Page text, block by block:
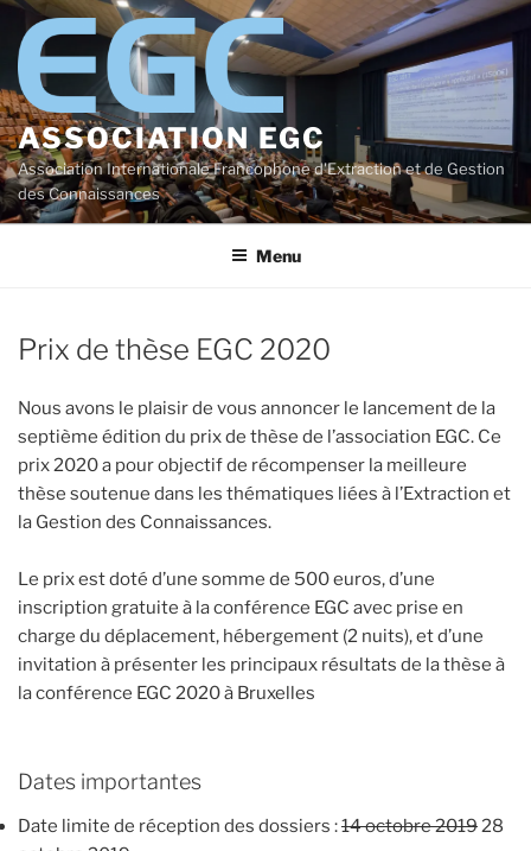
Aller
contenu
principal
ASSOCIATION EGC
Association Internationale Francophone d'Extraction et de Gestion
des Connaissances
Menu
Prix de thèse EGC 2020
Nous avons le plaisir de vous annoncer le lancement de la
septième édition du prix de thèse de l’association EGC. Ce
prix 2020 a pour objectif de récompenser la meilleure
thèse soutenue dans les thématiques liées à l’Extraction et
la Gestion des Connaissances.
Le prix est doté d’une somme de 500 euros, d’une
inscription gratuite à la conférence EGC avec prise en
charge du déplacement, hébergement (2 nuits), et d’une
invitation à présenter les principaux résultats de la thèse à
la conférence EGC 2020 à Bruxelles
Dates importantes
Date limite de réception des dossiers :14 octobre 201928